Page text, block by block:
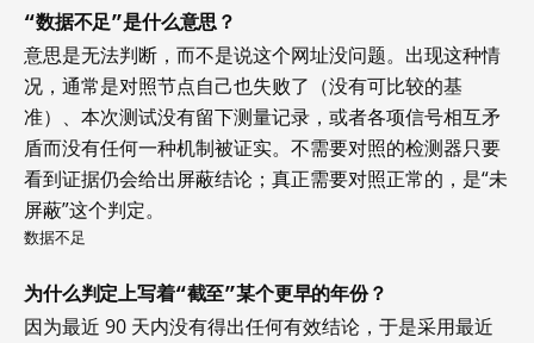
“数据不足”是什么意思？
意思是无法判断，而不是说这个网址没问题。出现这种情
况，通常是对照节点自己也失败了（没有可比较的基
准）、本次测试没有留下测量记录，或者各项信号相互矛
盾而没有任何一种机制被证实。不需要对照的检测器只要
看到证据仍会给出屏蔽结论；真正需要对照正常的，是“未
屏蔽”这个判定。
数据不足
为什么判定上写着“截至”某个更早的年份？
因为最近 90 天内没有得出任何有效结论，于是采用最近